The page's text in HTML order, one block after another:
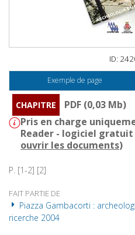
ID:
Exemple de page
CHAPITRE
PDF (0,03 Mb)
Pris en charge
Reader - logiciel gratuit
ouvrir les documents)
P. [1-2] [2]
FAIT PARTIE DE
Piazza Gambacorti :
ricerche 2004